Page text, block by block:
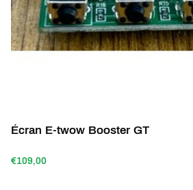
Écran E-twow Booster GT
€109,00